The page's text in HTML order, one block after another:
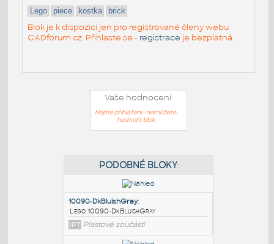
Lego piece kostka brick
Blok je k dispozici jen pro registrované členy webu
CADforum.cz. Přihlaste se - registrace je bezplatná.
Vaše hodnocení:
Nejste přihlášeni - nemůžete
hodnotit blok